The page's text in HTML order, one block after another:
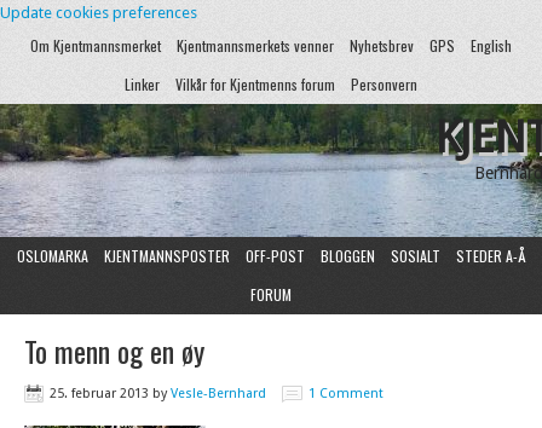
Update cookies preferences
Om Kjentmannsmerket Kjentmannsmerkets venner Nyhetsbrev GPS
English
Linker
Vilkår for Kjentmenns forum Personvern
OSLOMARKA KJENTMANNSPOSTER OFF-POST BLOGGEN SOSIALT
STEDER A-Å
FORUM
To menn og en øy
25. februar 2013 byVesle-Bernhard 1 Comment